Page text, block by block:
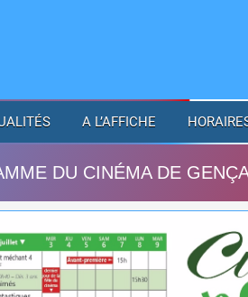
A L’AFFICHE
DU CINÉMA DE